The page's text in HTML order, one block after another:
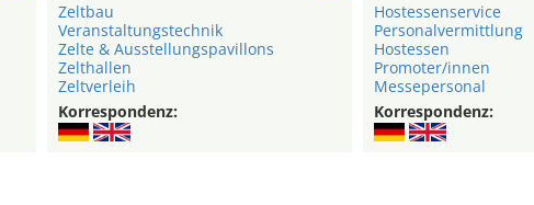
Zeltbau
Veranstaltungstechnik
Zelte & Ausstellungspavillons
Zelthallen
Zeltverleih
Korrespondenz:
Hostessenservice
Personalvermittlung
Hostessen
Promoter/innen
Messepersonal
Korrespondenz: